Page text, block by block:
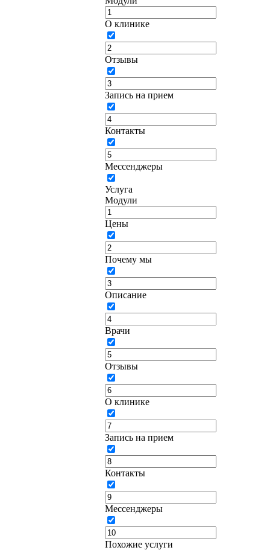
О клинике
Отзывы
Запись на прием
Контакты
Мессенджеры
Услуга
Модули
Цены
Почему мы
Описание
Врачи
Отзывы
О клинике
Запись на прием
Контакты
Мессенджеры
Похожие услуги